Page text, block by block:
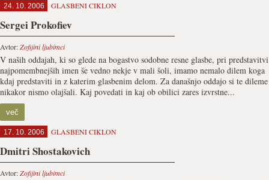
24. 10. 2006 GLASBENI CIKLON
Sergei Prokofiev
Avtor:Zofijini ljubimci
V naših oddajah, ki so glede na bogastvo sodobne resne glasbe, pri predstavitvi
najpomembnejših imen še vedno nekje v mali šoli, imamo nemalo dilem koga
kdaj predstaviti in z katerim glasbenim delom. Za današnjo oddajo si te dileme
nikakor nismo olajšali. Kaj povedati in kaj ob obilici zares izvrstne...
več
17. 10. 2006 GLASBENI CIKLON
Dmitri Shostakovich
Avtor:Zofijini ljubimci